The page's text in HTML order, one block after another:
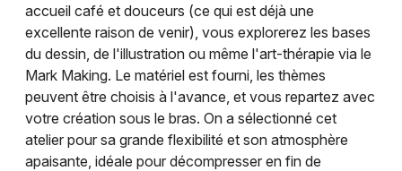
accueil café et douceurs (ce qui est déjà une
excellente raison de venir), vous explorerez les bases
du dessin, de l'illustration ou même l'art-thérapie via le
Mark Making. Le matériel est fourni, les thèmes
peuvent être choisis à l'avance, et vous repartez avec
votre création sous le bras. On a sélectionné cet
atelier pour sa grande flexibilité et son atmosphère
apaisante, idéale pour décompresser en fin de